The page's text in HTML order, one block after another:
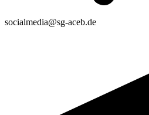
socialmedia@sg-aceb.de